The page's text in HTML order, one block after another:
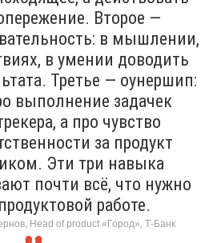
Второе —
в мышлении,
в умении доводить
Третье — оунершип:
выполнение задачек
а про чувство
за продукт
Эти три навыка
почти всё, что нужно
работе.
Head of product «Город», Т-Банк